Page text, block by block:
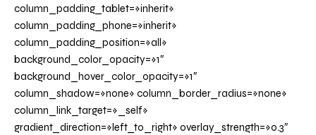
column_padding_tablet=»inherit»
column_padding_phone=»inherit»
column_padding_position=»all»
background_color_opacity=»1″
background_hover_color_opacity=»1″
column_shadow=»none» column_border_radius=»none»
column_link_target=»_self»
gradient_direction=»left_to_right» overlay_strength=»0.3″